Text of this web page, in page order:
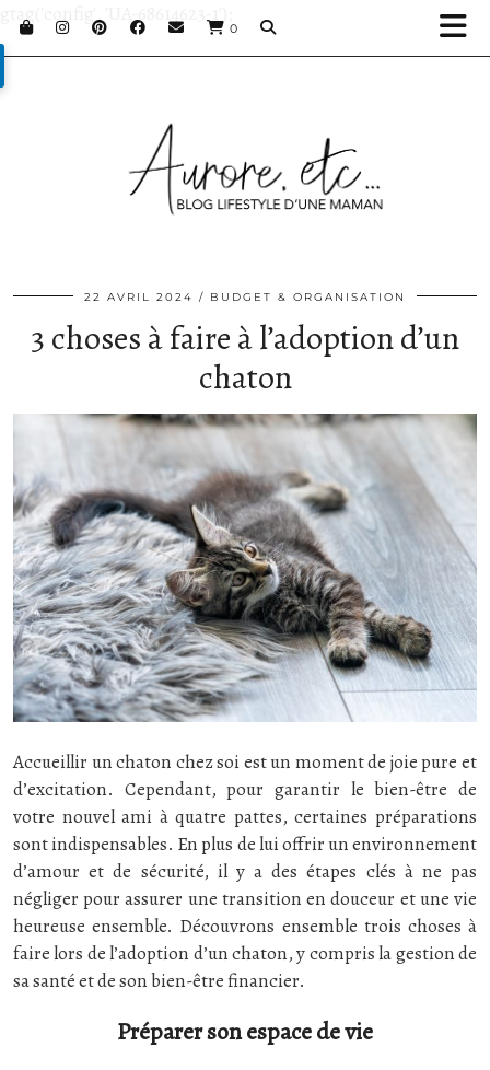
0
gtag('config', 'UA-68614623-1');
22 AVRIL 2024 BUDGET & ORGANISATION
3 choses à faire à l’adoption d’un
chaton
Accueillir un chaton chez soi est un moment de joie pure et
d’excitation. Cependant, pour garantir le bien-être de
votre nouvel ami à quatre pattes, certaines préparations
sont indispensables. En plus de lui offrir un environnement
d’amour et de sécurité, il y a des étapes clés à ne pas
négliger pour assurer une transition en douceur et une vie
heureuse ensemble. Découvrons ensemble trois choses à
faire lors de l’adoption d’un chaton, y compris la gestion de
sa santé et de son bien-être financier.
Préparer son espace de vie